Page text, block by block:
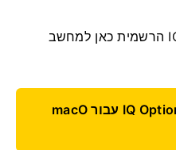
הורד את אפליקציית IQ Option הרשמית כאן למחשב
הורידו את אפליקציית IQ Option עבור macO